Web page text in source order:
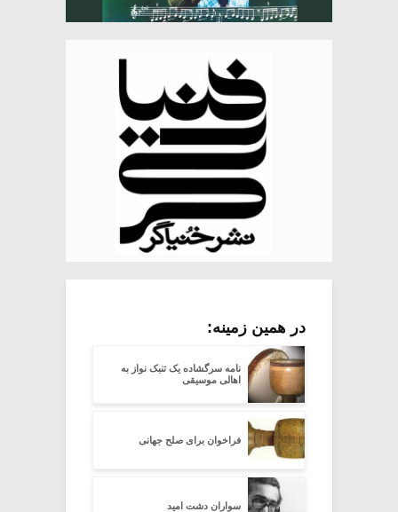
در همین زمینه:
نامه سرگشاده یک تنبک نواز به
اهالی موسیقی
فراخوان برای صلح جهانی
سواران دشت امید